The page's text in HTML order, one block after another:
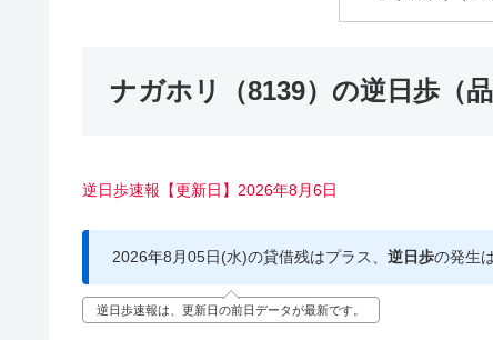
ナガホリ（8139）の逆日歩（
逆日歩速報【更新日】2026年8月6日
2026年8月05日(水)の貸借残はプラス、 逆日歩の発生
逆日歩速報は、更新日の前日データが最新です。